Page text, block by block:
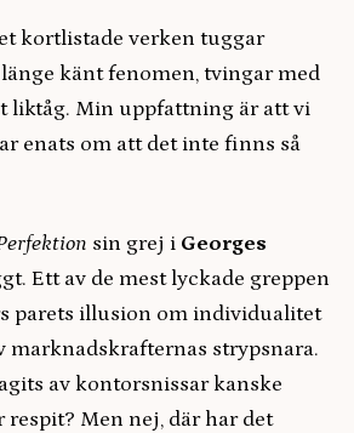
kortlistade verken tuggar
känt fenomen, tvingar med
liktåg. Min uppfattning är att vi
enats om att det inte finns så
sin grej i Georges
Ett av de mest lyckade greppen
parets illusion om individualitet
marknadskrafternas strypsnara.
av kontorsnissar kanske
respit? Men nej, där har det